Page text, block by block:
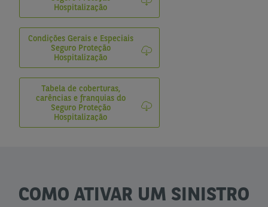
Hospitalização
Condições Gerais e Especiais
Seguro Proteção
Hospitalização
Tabela de coberturas,
carências e franquias do
Seguro Proteção
Hospitalização
COMO ATIVAR UM SINISTRO